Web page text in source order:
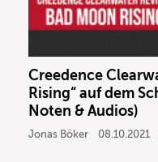
Creedence
Rising“ auf dem
Noten & Audios)
Jonas Böker 08.10.2021